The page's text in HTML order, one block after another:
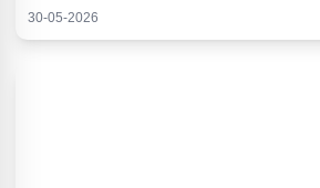
30-05-2026